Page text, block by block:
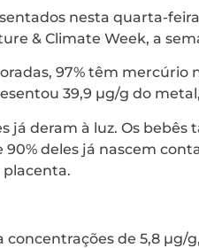
nesta quarta-
& Climate Week, a
97% têm mercúrio
39,9 µg/g do
já deram à luz. Os
90% deles já nascem
placenta.
de 5,8 µg/